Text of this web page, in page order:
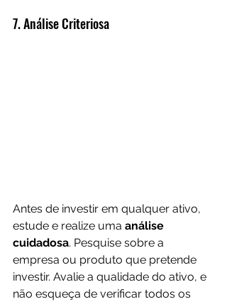
7. Análise Criteriosa
Antes de investir em qualquer ativo,
estude e realize uma análise
cuidadosa. Pesquise sobre a
empresa ou produto que pretende
investir. Avalie a qualidade do ativo, e
não esqueça de verificar todos os